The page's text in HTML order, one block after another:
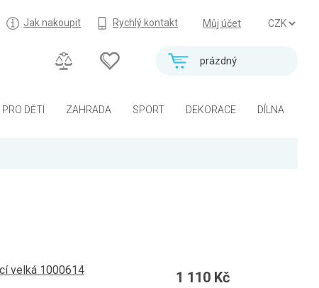
Můj účet
Jak nakoupit Rychlý kontakt
prázdný
PRO DĚTI ZAHRADA SPORT DEKORACE DÍLNA
velká 1000614 1 110 Kč